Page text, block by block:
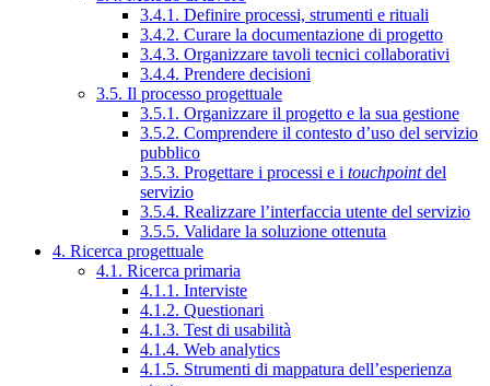
3.4.1. Definire processi, strumenti e rituali
3.4.2. Curare la documentazione di progetto
3.4.3. Organizzare tavoli tecnici collaborativi
3.4.4. Prendere decisioni
3.5. Il processo progettuale
3.5.1. Organizzare il progetto e la sua gestione
3.5.2. Comprendere il contesto d’uso del servizio
pubblico
3.5.3. Progettare i processi e i touchpointdel
servizio
3.5.4. Realizzare l’interfaccia utente del servizio
3.5.5. Validare la soluzione ottenuta
4. Ricerca progettuale
4.1. Ricerca primaria
4.1.1. Interviste
4.1.2. Questionari
4.1.3. Test di usabilità
4.1.4. Web analytics
4.1.5. Strumenti di mappatura dell’esperienza